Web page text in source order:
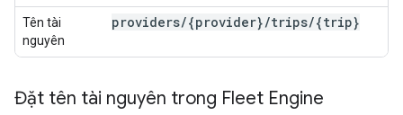
Tên tài
nguyên
providers/{provider}/trips/{trip}
Đặt tên tài nguyên trong Fleet Engine